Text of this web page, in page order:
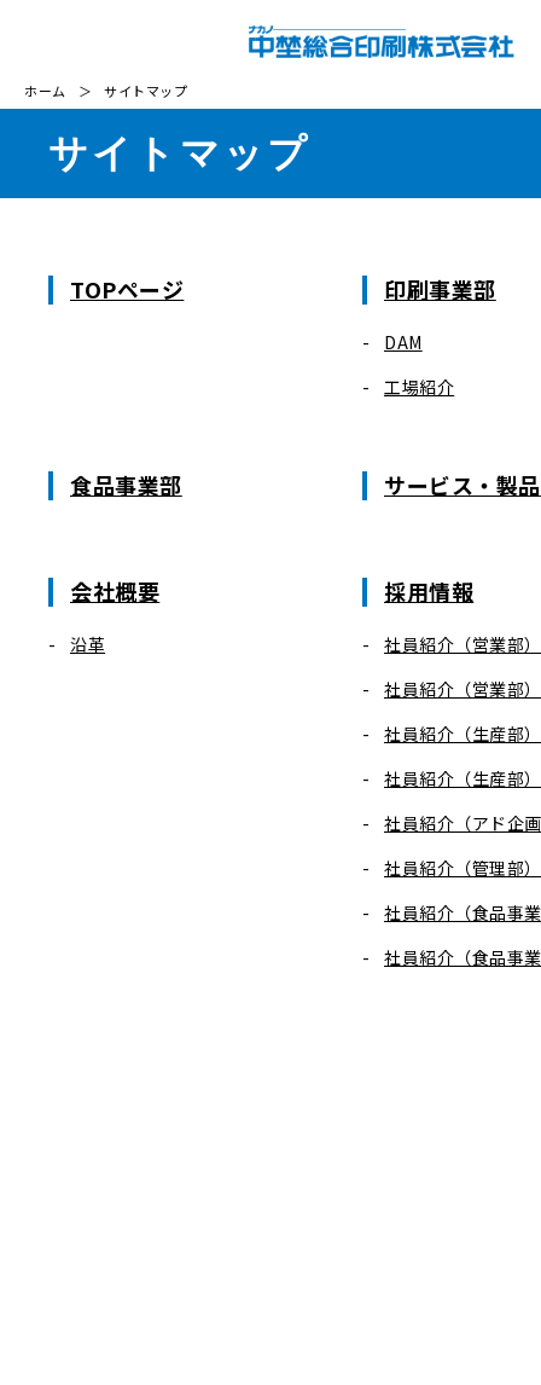
ホーム ＞ サイトマップ
サイトマップ
TOPページ 印刷事業部
DAM
工場紹介
食品事業部 サービス・製品
会社概要
沿革
採用情報
社員紹介（営業部
社員紹介（営業部
社員紹介（生産部
社員紹介（生産部
社員紹介（アド企
社員紹介（管理部
社員紹介（食品事
社員紹介（食品事